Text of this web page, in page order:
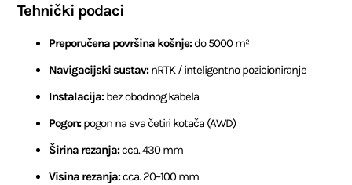
Tehnički podaci
Preporučena površina košnje:do 5000 m²
Navigacijski sustav:nRTK / inteligentno pozicioniranje
Instalacija:bez obodnog kabela
Pogon:pogon na sva četiri kotača (AWD)
Širina rezanja:cca. 430 mm
Visina rezanja:cca. 20–100 mm